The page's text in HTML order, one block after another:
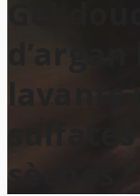
Gel
lavants
sèches